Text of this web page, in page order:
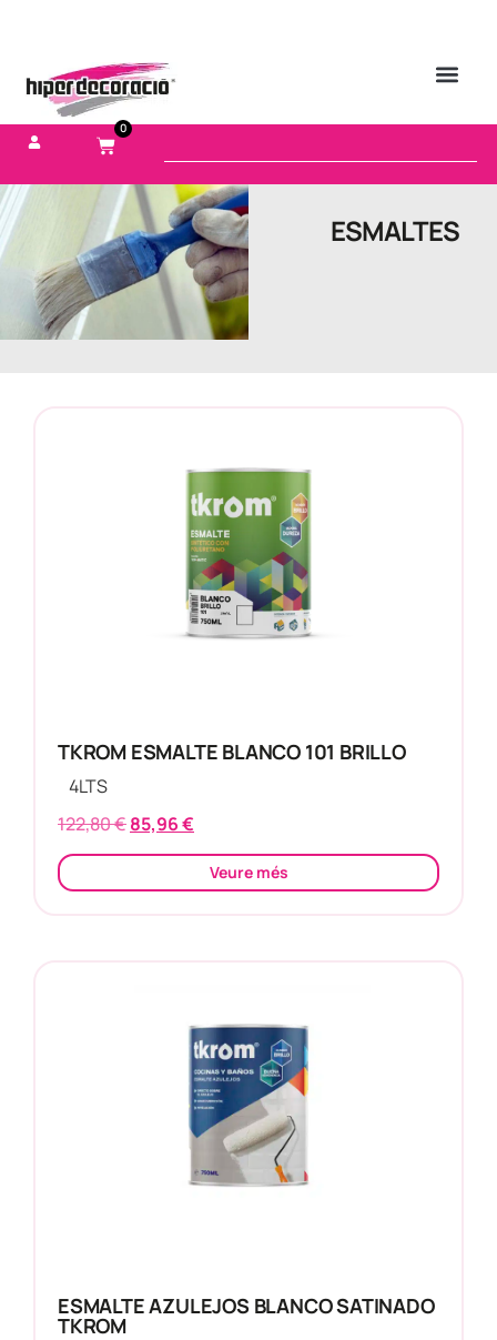
0
ESMALTES
TKROM ESMALTE BLANCO 101 BRILLO
4LTS
122,80€85,96€
Veure més
ESMALTE AZULEJOS BLANCO SATINADO
TKROM